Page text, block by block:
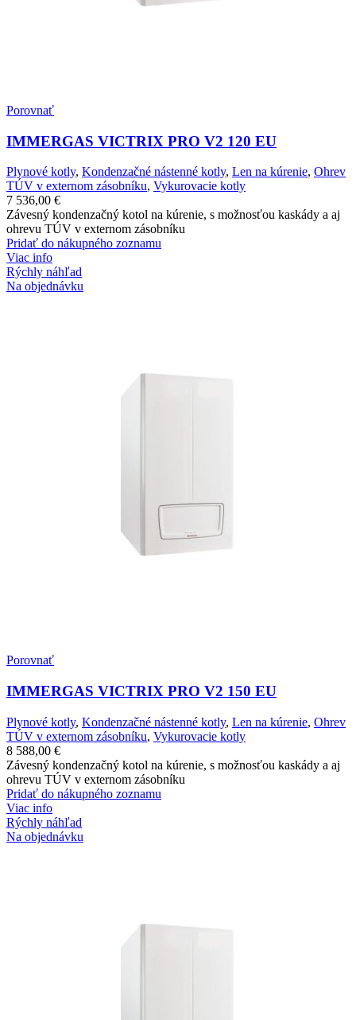
Porovnať
IMMERGAS VICTRIX PRO V2 120 EU
Plynové kotly, Kondenzačné nástenné kotly, Len na kúrenie, Ohrev
TÚV v externom zásobníku, Vykurovacie kotly
7 536,00 €
Závesný kondenzačný kotol na kúrenie, s možnosťou kaskády a aj
ohrevu TÚV v externom zásobníku
Pridať do nákupného zoznamu
Viac info
Rýchly náhľad
Na objednávku
Porovnať
IMMERGAS VICTRIX PRO V2 150 EU
Plynové kotly, Kondenzačné nástenné kotly, Len na kúrenie, Ohrev
TÚV v externom zásobníku, Vykurovacie kotly
8 588,00 €
Závesný kondenzačný kotol na kúrenie, s možnosťou kaskády a aj
ohrevu TÚV v externom zásobníku
Pridať do nákupného zoznamu
Viac info
Rýchly náhľad
Na objednávku